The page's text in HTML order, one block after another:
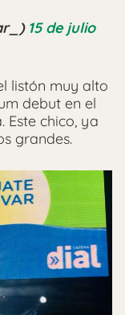
15 de julio
listón muy alto
debut en el
Este chico, ya
grandes.